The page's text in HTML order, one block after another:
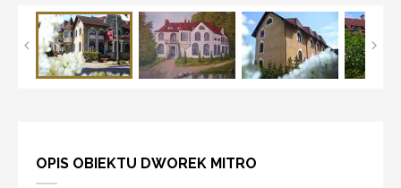
OPIS OBIEKTU DWOREK MITRO